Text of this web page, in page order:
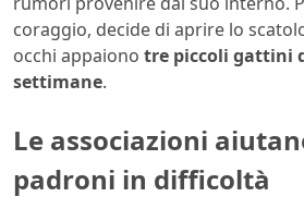
coraggio, decide di aprire lo
occhi appaiono tre piccoli gattini
settimane.
Le associazioni
padroni in difficoltà